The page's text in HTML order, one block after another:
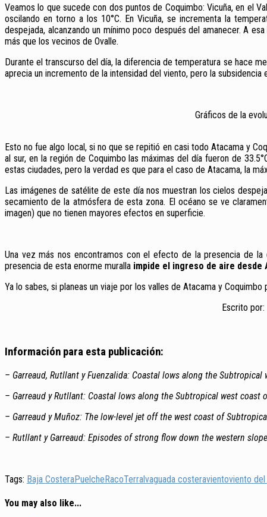
Veamos lo que sucede con dos puntos de Coquimbo: Vicuña, en el
oscilando en torno a los 10°C. En Vicuña, se incrementa la
despejada, alcanzando un mínimo poco después del amanecer. A
más que los vecinos de Ovalle.
Durante el transcurso del día, la diferencia de temperatura se hace
aprecia un incremento de la intensidad del viento, pero la
Gráficos de la
Esto no fue algo local, si no que se repitió en casi todo Atacama y
al sur, en la región de Coquimbo las máximas del día fueron de
estas ciudades, pero la verdad es que para el caso de Atacama, la
Las imágenes de satélite de este día nos muestran los cielos
secamiento de la atmósfera de esta zona. El océano se ve
imagen) que no tienen mayores efectos en superficie.
Una vez más nos encontramos con el efecto de la presencia de
presencia de esta enorme muralla impide el ingreso de aire desde
Ya lo sabes, si planeas un viaje por los valles de Atacama y Coquimbo
Escrito por:
Información para esta publicación:
– Garreaud, Rutllant y Fuenzalida: Coastal lows along the
– Garreaud y Rutllant: Coastal lows along the Subtropical west
– Garreaud y Muñoz: The low-level jet off the west coast of
– Rutllant y Garreaud: Episodes of strong flow down the western
Tags: Baja CosteraPuelcheRacoTerralvaguada costeravientoviento
You may also like...